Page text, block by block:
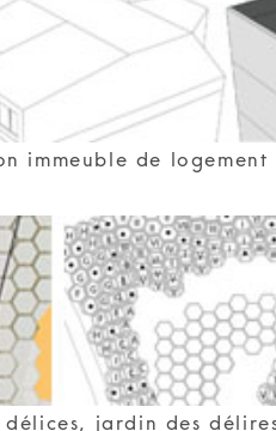
immeuble de
délices, jardin des